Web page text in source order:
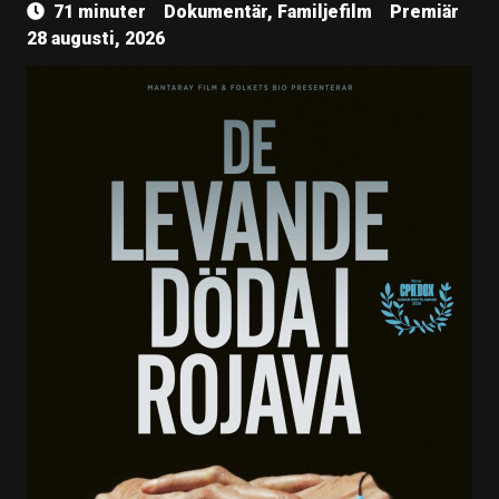
71 minuter Dokumentär, Familjefilm
Premiär
28 augusti, 2026